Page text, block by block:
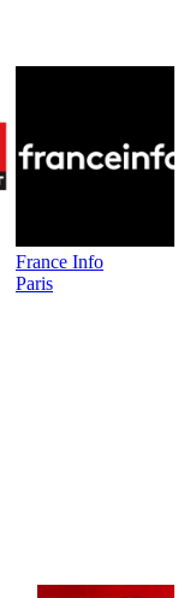
France Info
Paris